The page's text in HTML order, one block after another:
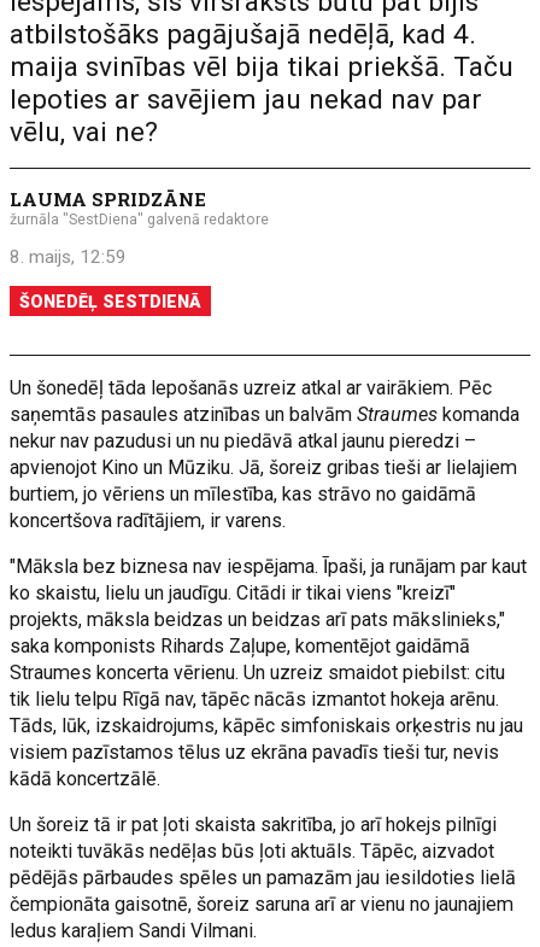
atbilstošāks pagājušajā nedēļā, kad 4.
maija svinības vēl bija tikai priekšā. Taču
lepoties ar savējiem jau nekad nav par
vēlu, vai ne?
LAUMA SPRIDZĀNE
žurnāla "SestDiena" galvenā redaktore
8. maijs, 12:59
ŠONEDĒĻ SESTDIENĀ
Un šonedēļ tāda lepošanās uzreiz atkal ar vairākiem. Pēc
saņemtās pasaules atzinības un balvāmStraumeskomanda
nekur nav pazudusi un nu piedāvā atkal jaunu pieredzi –
apvienojot Kino un Mūziku. Jā, šoreiz gribas tieši ar lielajiem
burtiem, jo vēriens un mīlestība, kas strāvo no gaidāmā
koncertšova radītājiem, ir varens.
"Māksla bez biznesa nav iespējama. Īpaši, ja runājam par kaut
ko skaistu, lielu un jaudīgu. Citādi ir tikai viens "kreizī"
projekts, māksla beidzas un beidzas arī pats mākslinieks,"
saka komponists Rihards Zaļupe, komentējot gaidāmā
Straumes koncerta vērienu. Un uzreiz smaidot piebilst: citu
tik lielu telpu Rīgā nav, tāpēc nācās izmantot hokeja arēnu.
Tāds, lūk, izskaidrojums, kāpēc simfoniskais orķestris nu jau
visiem pazīstamos tēlus uz ekrāna pavadīs tieši tur, nevis
kādā koncertzālē.
Un šoreiz tā ir pat ļoti skaista sakritība, jo arī hokejs pilnīgi
noteikti tuvākās nedēļas būs ļoti aktuāls. Tāpēc, aizvadot
pēdējās pārbaudes spēles un pamazām jau iesildoties lielā
čempionāta gaisotnē, šoreiz saruna arī ar vienu no jaunajiem
ledus karaļiem Sandi Vilmani.